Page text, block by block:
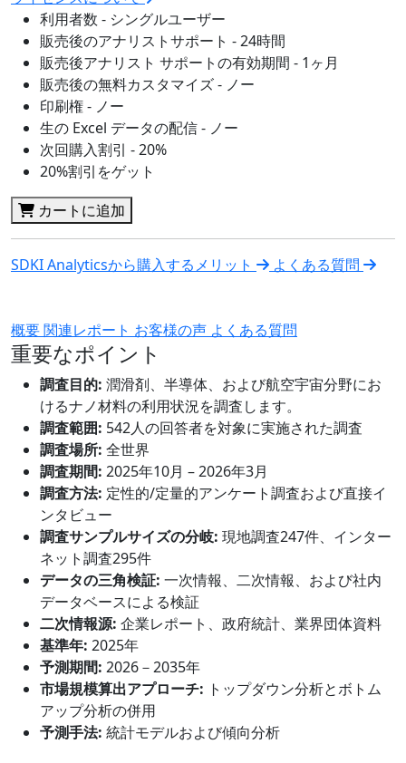
利用者数 - シングルユーザー
販売後のアナリストサポート - 24時間
販売後アナリスト サポートの有効期間 - 1ヶ月
販売後の無料カスタマイズ - ノー
印刷権 - ノー
生の Excel データの配信 - ノー
次回購入割引 - 20%
20%割引をゲット
カートに追加
SDKI Analyticsから購入するメリット よくある質問
概要関連レポート お客様の声 よくある質問
重要なポイント
調査目的: 潤滑剤、半導体、および航空宇宙分野にお
けるナノ材料の利用状況を調査します。
調査範囲: 542人の回答者を対象に実施された調査
調査場所: 全世界
調査期間: 2025年10月 – 2026年3月
調査方法: 定性的/定量的アンケート調査および直接イ
ンタビュー
調査サンプルサイズの分岐: 現地調査247件、インター
ネット調査295件
データの三角検証: 一次情報、二次情報、および社内
データベースによる検証
二次情報源: 企業レポート、政府統計、業界団体資料
基準年: 2025年
予測期間: 2026－2035年
市場規模算出アプローチ: トップダウン分析とボトム
アップ分析の併用
予測手法: 統計モデルおよび傾向分析